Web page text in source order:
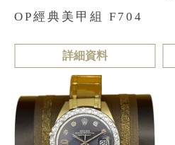
OP經典美甲組 F704
詳細資料